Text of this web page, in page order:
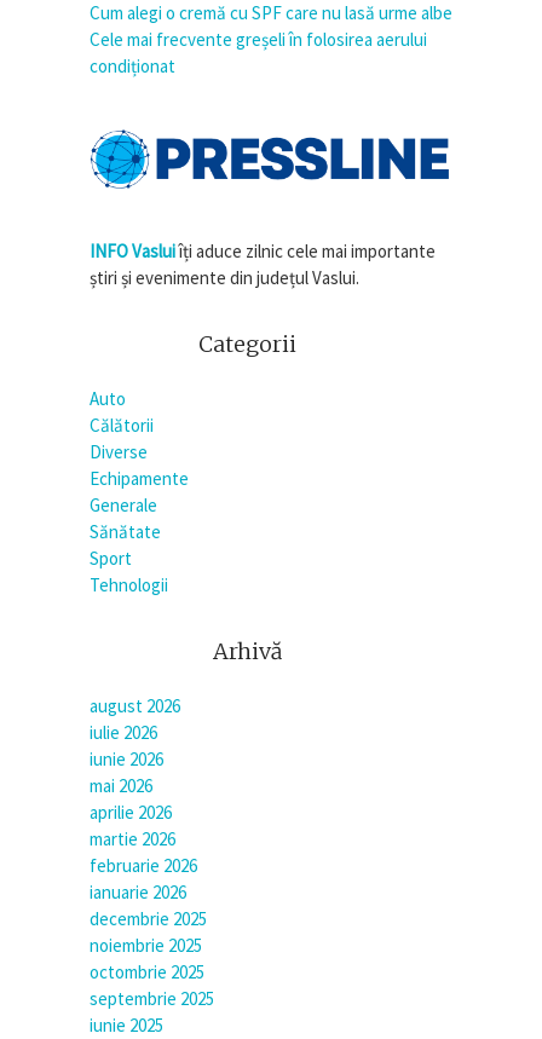
Cum alegi o cremă cu SPF care nu lasă urme albe
Cele mai frecvente greșeli în folosirea aerului
condiționat
INFO Vasluiîți aduce zilnic cele mai importante
știri și evenimente din județul Vaslui.
Categorii
Auto
Călătorii
Diverse
Echipamente
Generale
Sănătate
Sport
Tehnologii
Arhivă
august 2026
iulie 2026
iunie 2026
mai 2026
aprilie 2026
martie 2026
februarie 2026
ianuarie 2026
decembrie 2025
noiembrie 2025
octombrie 2025
septembrie 2025
iunie 2025